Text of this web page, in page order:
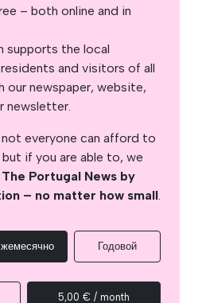
– both online and in
supports the local
and visitors of all
our newspaper, website,
newsletter.
everyone can afford to
if you are able to, we
Portugal News by
– no matter how small.
Годовой
5,00 € / month